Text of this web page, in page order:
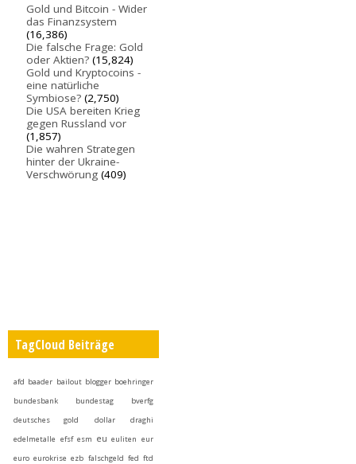
Gold und Bitcoin - Wider
das Finanzsystem
(16,386)
Die falsche Frage: Gold
oder Aktien? (15,824)
Gold und Kryptocoins -
eine natürliche
Symbiose? (2,750)
Die USA bereiten Krieg
gegen Russland vor
(1,857)
Die wahren Strategen
hinter der Ukraine-
Verschwörung (409)
TagCloud Beiträge
afd baader bailout blogger boehringer
bundesbank
bundestag
bverfg
deutsches gold
dollar
draghi
edelmetalle efsf esm eu euliten eur
euro eurokrise ezb falschgeld fed ftd